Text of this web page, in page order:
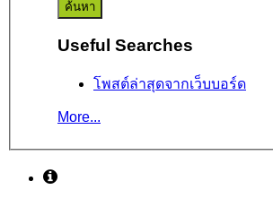
Useful Searches
โพสต์ล่าสุดจากเว็บบอร์ด
More...